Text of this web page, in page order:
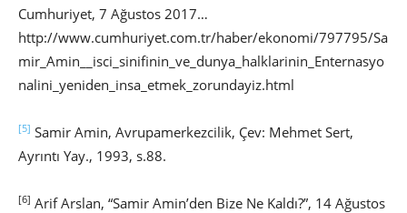
Cumhuriyet, 7 Ağustos 2017…
http://www.cumhuriyet.com.tr/haber/ekonomi/797795/Sa
mir_Amin__isci_sinifinin_ve_dunya_halklarinin_Enternasyo
nalini_yeniden_insa_etmek_zorundayiz.html
[5] Samir Amin, Avrupamerkezcilik, Çev: Mehmet Sert,
Ayrıntı Yay., 1993, s.88.
[6] Arif Arslan, “Samir Amin’den Bize Ne Kaldı?”, 14 Ağustos